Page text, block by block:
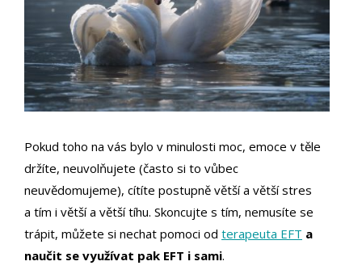
Pokud toho na vás bylo v minulosti moc, emoce v těle
držíte, neuvolňujete (často si to vůbec
neuvědomujeme), cítíte postupně větší a větší stres
a tím i větší a větší tíhu. Skoncujte s tím, nemusíte se
trápit, můžete si nechat pomoci od terapeuta EFT a
naučit se využívat pak EFT i sami.